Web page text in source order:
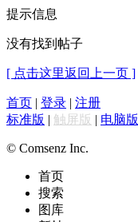
提示信息
没有找到帖子
[ 点击这里返回上一页 ]
首页 | 登录 | 注册
标准版 | 触屏版 | 电脑版
© Comsenz Inc.
首页
搜索
图库